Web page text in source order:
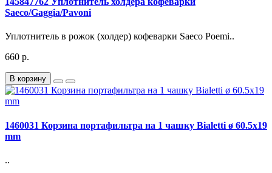
Saeco/Gaggia/Pavoni
Уплотнитель в рожок (холдер) кофеварки Saeco Poemi..
660 р.
В корзину
1460031 Корзина портафильтра на 1 чашку Bialetti ø 60.5x19
mm
..